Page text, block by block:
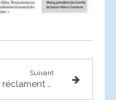
Suivant
Fin de vie : 156 députés réclament une loi